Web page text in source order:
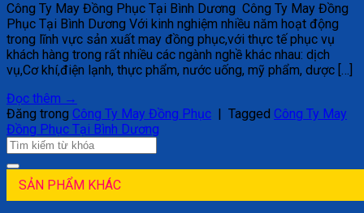
Công Ty May Đồng Phục Tại Bình Dương Công Ty May Đồng
Phục Tại Bình Dương Với kinh nghiệm nhiều năm hoạt động
trong lĩnh vực sản xuất may đồng phục,với thực tế phục vụ
khách hàng trong rất nhiều các ngành nghề khác nhau: dịch
vụ,Cơ khí,điện lạnh, thực phẩm, nước uống, mỹ phẩm, dược […]
Đọc thêm →
Đăng trong Công Ty May Đồng Phục Tagged Công Ty May
Đồng Phục Tại Bình Dương
SẢN PHẨM KHÁC